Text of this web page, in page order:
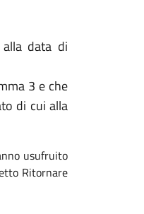
data di
3 e che
di cui alla
usufruito
Ritornare